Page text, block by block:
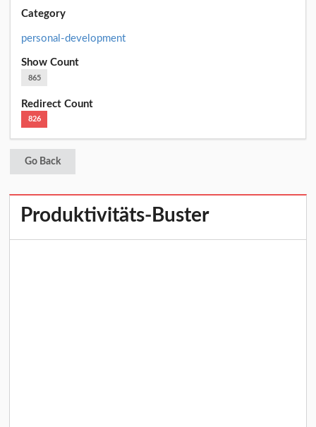
Category
personal-development
Show Count
865
Redirect Count
826
Go Back
Produktivitäts-Buster